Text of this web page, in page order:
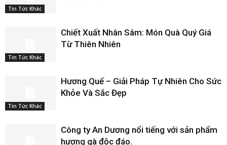
Tin Tức Khác
Tin Tức Khác
Chiết Xuất Nhân Sâm: Món Quà Quý Giá
Từ Thiên Nhiên
Tin Tức Khác
Hương Quế – Giải Pháp Tự Nhiên Cho Sức
Khỏe Và Sắc Đẹp
Công ty An Dương nổi tiếng với sản phẩm
hương gà độc đáo.